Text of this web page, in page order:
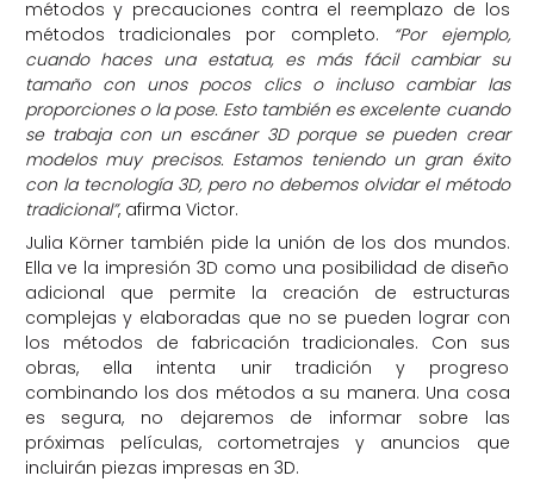
métodos y precauciones contra el reemplazo de los
métodos tradicionales por completo. “Por ejemplo,
cuando haces una estatua, es más fácil cambiar su
tamaño con unos pocos clics o incluso cambiar las
proporciones o la pose. Esto también es excelente cuando
se trabaja con un escáner 3D porque se pueden crear
modelos muy precisos. Estamos teniendo un gran éxito
con la tecnología 3D, pero no debemos olvidar el método
tradicional”, afirma Victor.
Julia Körner también pide la unión de los dos mundos.
Ella ve la impresión 3D como una posibilidad de diseño
adicional que permite la creación de estructuras
complejas y elaboradas que no se pueden lograr con
los métodos de fabricación tradicionales. Con sus
obras, ella intenta unir tradición y progreso
combinando los dos métodos a su manera. Una cosa
es segura, no dejaremos de informar sobre las
próximas películas, cortometrajes y anuncios que
incluirán piezas impresas en 3D.